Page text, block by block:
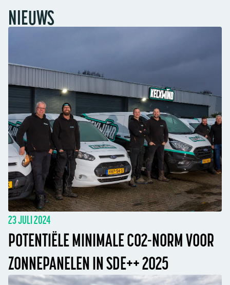
NIEUWS
23 JULI 2024
POTENTIËLE MINIMALE CO2-NORM VOOR
ZONNEPANELEN IN SDE++ 2025